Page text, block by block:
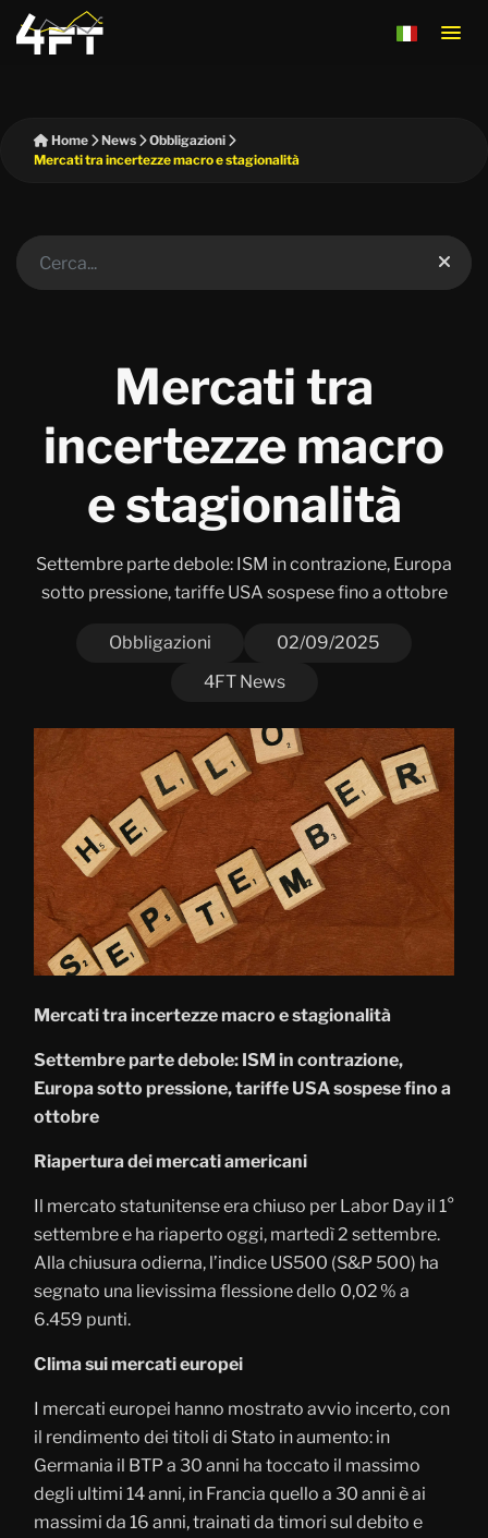
Home News
Obbligazioni
Mercati tra incertezze macro e stagionalità
Mercati tra
incertezze macro
e stagionalità
Settembre parte debole: ISM in contrazione, Europa
sotto pressione, tariffe USA sospese fino a ottobre
Obbligazioni
02/09/2025
4FT News
Mercati tra incertezze macro e stagionalità
Settembre parte debole: ISM in contrazione,
Europa sotto pressione, tariffe USA sospese fino a
ottobre
Riapertura dei mercati americani
Il mercato statunitense era chiuso per Labor Day il 1°
settembre e ha riaperto oggi, martedì 2 settembre.
Alla chiusura odierna, l’indice US500 (S&P 500) ha
segnato una lievissima flessione dello 0,02 % a
6.459 punti.
Clima sui mercati europei
I mercati europei hanno mostrato avvio incerto, con
il rendimento dei titoli di Stato in aumento: in
Germania il BTP a 30 anni ha toccato il massimo
degli ultimi 14 anni, in Francia quello a 30 anni è ai
massimi da 16 anni, trainati da timori sul debito e